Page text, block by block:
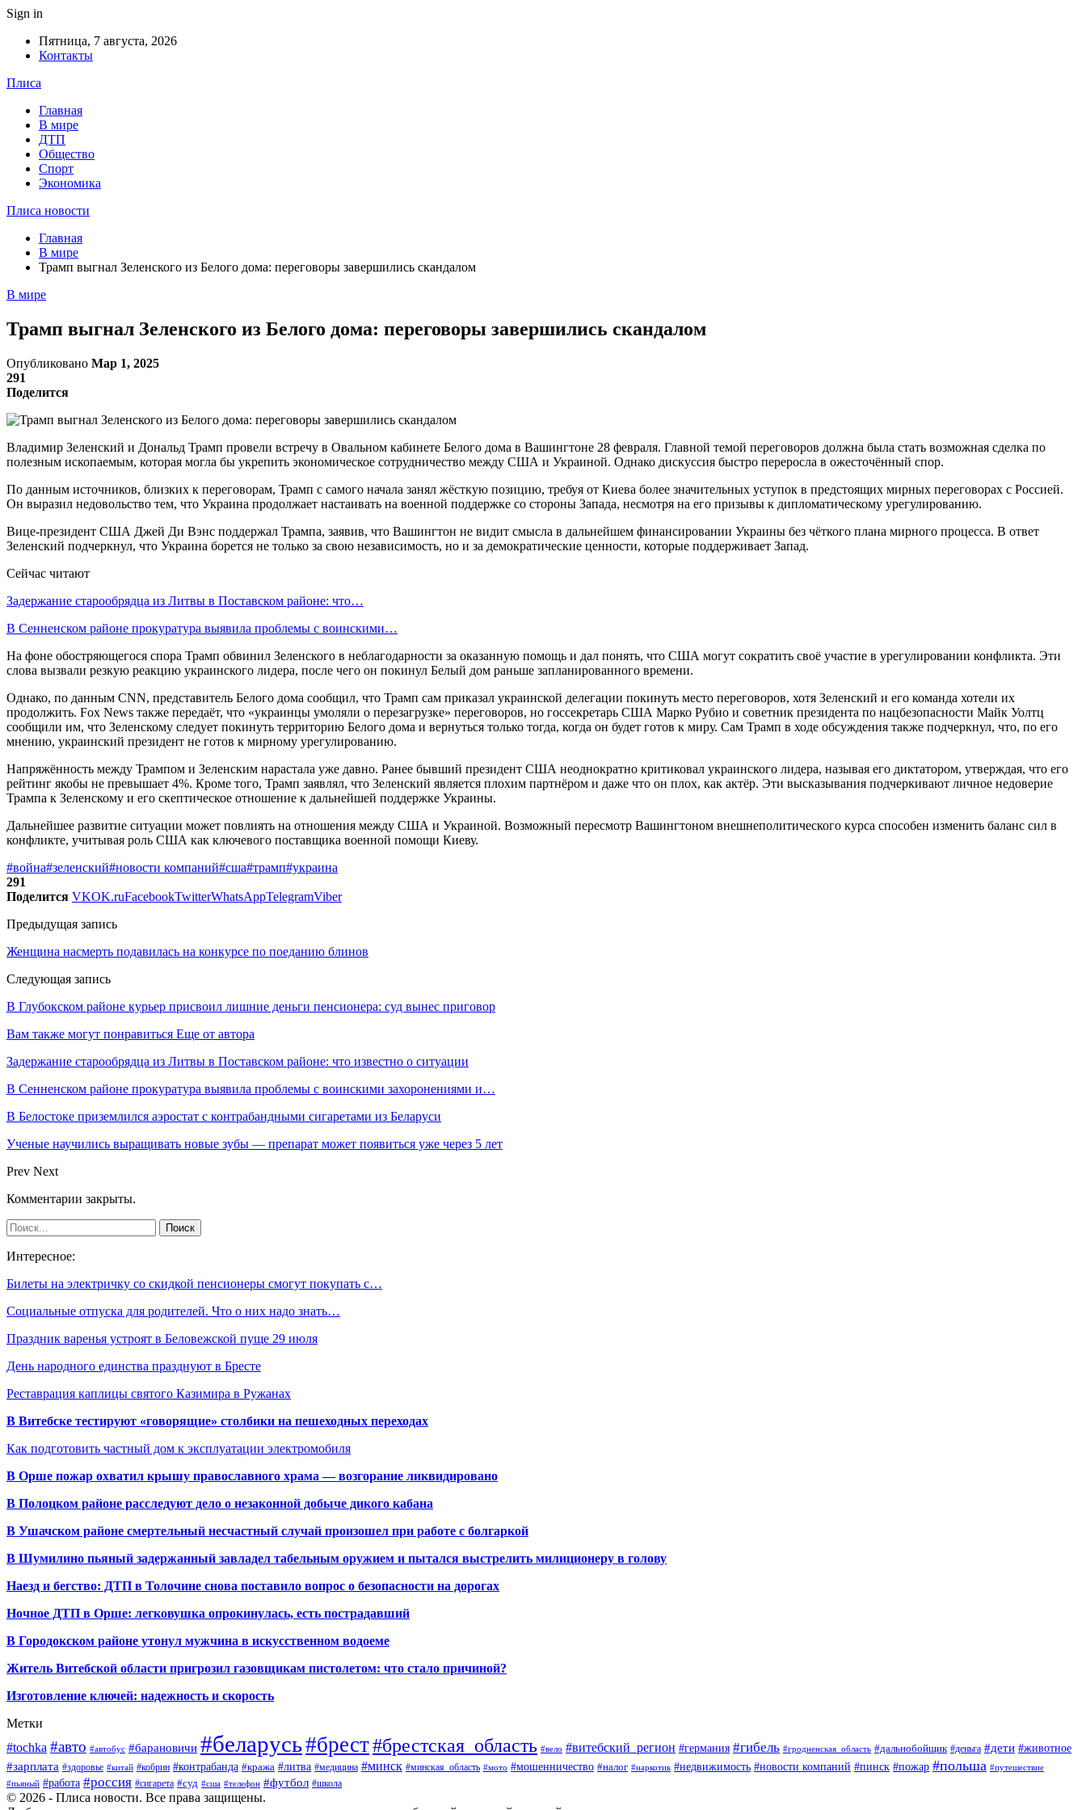
Sign in
Пятница, 7 августа, 2026
Контакты
Плиса
Главная
В мире
ДТП
Общество
Спорт
Экономика
Плиса новости
Главная
В мире
Трамп выгнал Зеленского из Белого дома: переговоры завершились скандалом
В мире
Трамп выгнал Зеленского из Белого дома: переговоры завершились скандалом
Опубликовано Мар 1, 2025
291
Поделится
Владимир Зеленский и Дональд Трамп провели встречу в Овальном кабинете Белого дома в Вашингтоне 28 февраля. Главной темой переговоров должна была стать возможная сделка по
полезным ископаемым, которая могла бы укрепить экономическое сотрудничество между США и Украиной. Однако дискуссия быстро переросла в ожесточённый спор.
По данным источников, близких к переговорам, Трамп с самого начала занял жёсткую позицию, требуя от Киева более значительных уступок в предстоящих мирных переговорах с Россией.
Он выразил недовольство тем, что Украина продолжает настаивать на военной поддержке со стороны Запада, несмотря на его призывы к дипломатическому урегулированию.
Вице-президент США Джей Ди Вэнс поддержал Трампа, заявив, что Вашингтон не видит смысла в дальнейшем финансировании Украины без чёткого плана мирного процесса. В ответ
Зеленский подчеркнул, что Украина борется не только за свою независимость, но и за демократические ценности, которые поддерживает Запад.
Сейчас читают
Задержание старообрядца из Литвы в Поставском районе: что…
В Сенненском районе прокуратура выявила проблемы с воинскими…
На фоне обостряющегося спора Трамп обвинил Зеленского в неблагодарности за оказанную помощь и дал понять, что США могут сократить своё участие в урегулировании конфликта. Эти
слова вызвали резкую реакцию украинского лидера, после чего он покинул Белый дом раньше запланированного времени.
Однако, по данным CNN, представитель Белого дома сообщил, что Трамп сам приказал украинской делегации покинуть место переговоров, хотя Зеленский и его команда хотели их
продолжить. Fox News также передаёт, что «украинцы умоляли о перезагрузке» переговоров, но госсекретарь США Марко Рубио и советник президента по нацбезопасности Майк Уолтц
сообщили им, что Зеленскому следует покинуть территорию Белого дома и вернуться только тогда, когда он будет готов к миру. Сам Трамп в ходе обсуждения также подчеркнул, что, по его
мнению, украинский президент не готов к мирному урегулированию.
Напряжённость между Трампом и Зеленским нарастала уже давно. Ранее бывший президент США неоднократно критиковал украинского лидера, называя его диктатором, утверждая, что его
рейтинг якобы не превышает 4%. Кроме того, Трамп заявлял, что Зеленский является плохим партнёром и даже что он плох, как актёр. Эти высказывания подчеркивают личное недоверие
Трампа к Зеленскому и его скептическое отношение к дальнейшей поддержке Украины.
Дальнейшее развитие ситуации может повлиять на отношения между США и Украиной. Возможный пересмотр Вашингтоном внешнеполитического курса способен изменить баланс сил в
конфликте, учитывая роль США как ключевого поставщика военной помощи Киеву.
#война#зеленский#новости компаний#сша#трамп#украина
291
Поделится VKOK.ruFacebookTwitterWhatsAppTelegramViber
Предыдущая запись
Женщина насмерть подавилась на конкурсе по поеданию блинов
Следующая запись
В Глубокском районе курьер присвоил лишние деньги пенсионера: суд вынес приговор
Вам также могут понравиться Еще от автора
Задержание старообрядца из Литвы в Поставском районе: что известно о ситуации
В Сенненском районе прокуратура выявила проблемы с воинскими захоронениями и…
В Белостоке приземлился аэростат с контрабандными сигаретами из Беларуси
Ученые научились выращивать новые зубы — препарат может появиться уже через 5 лет
Prev Next
Комментарии закрыты.
Интересное:
Билеты на электричку со скидкой пенсионеры смогут покупать с…
Социальные отпуска для родителей. Что о них надо знать…
Праздник варенья устроят в Беловежской пуще 29 июля
День народного единства празднуют в Бресте
Реставрация каплицы святого Казимира в Ружанах
В Витебске тестируют «говорящие» столбики на пешеходных переходах
Как подготовить частный дом к эксплуатации электромобиля
В Орше пожар охватил крышу православного храма — возгорание ликвидировано
В Полоцком районе расследуют дело о незаконной добыче дикого кабана
В Ушачском районе смертельный несчастный случай произошел при работе с болгаркой
В Шумилино пьяный задержанный завладел табельным оружием и пытался выстрелить милиционеру в голову
Наезд и бегство: ДТП в Толочине снова поставило вопрос о безопасности на дорогах
Ночное ДТП в Орше: легковушка опрокинулась, есть пострадавший
В Городокском районе утонул мужчина в искусственном водоеме
Житель Витебской области пригрозил газовщикам пистолетом: что стало причиной?
Изготовление ключей: надежность и скорость
Метки
#tochka #авто #автобус #барановичи #беларусь#брест#брестская_область #вело #витебский_регион #германия #гибель #гродненская_область #дальнобойщик #деньга #дети #животное
#зарплата #здоровье #китай #кобрин #контрабанда #кража #литва #медицина #минск #минская_область #мото #мошенничество #налог #наркотик #недвижимость #новости компаний #пинск #пожар #польша #путешествие
#пьяный #работа #россия #сигарета #суд #сша #телефон #футбол #школа
© 2026 - Плиса новости. Все права защищены.